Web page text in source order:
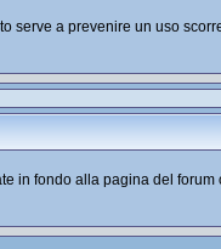
serve a prevenire un uso
in fondo alla pagina del forum